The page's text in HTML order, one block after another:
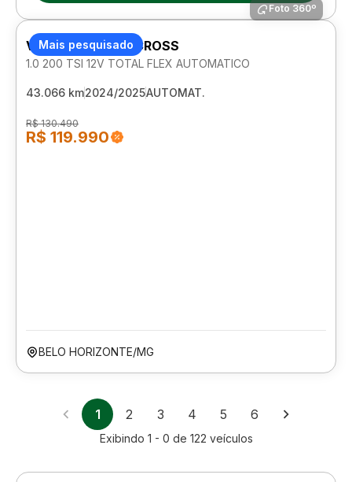
Mais pesquisado
Foto 360º
VOLKSWAGEN T-CROSS
1.0 200 TSI 12V TOTAL FLEX AUTOMATICO
43.066 km2024/2025AUTOMAT.
R$ 130.490
R$ 119.990
BELO HORIZONTE/MG
1 2 3 4 5 6
Exibindo 1 - 0 de 122 veículos